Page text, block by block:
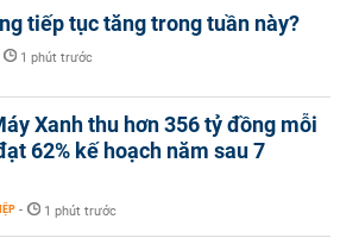
tiếp tục tăng trong tuần này?
1 phút trước
Xanh thu hơn 356 tỷ đồng mỗi
62% kế hoạch năm sau 7
- 1 phút trước